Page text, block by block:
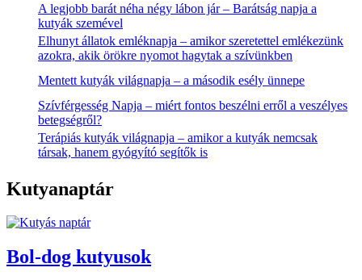
A legjobb barát néha négy lábon jár – Barátság napja a
kutyák szemével
Elhunyt állatok emléknapja – amikor szeretettel emlékezünk
azokra, akik örökre nyomot hagytak a szívünkben
Mentett kutyák világnapja – a második esély ünnepe
Szívférgesség Napja – miért fontos beszélni erről a veszélyes
betegségről?
Terápiás kutyák világnapja – amikor a kutyák nemcsak
társak, hanem gyógyító segítők is
Kutyanaptár
Bol-dog kutyusok